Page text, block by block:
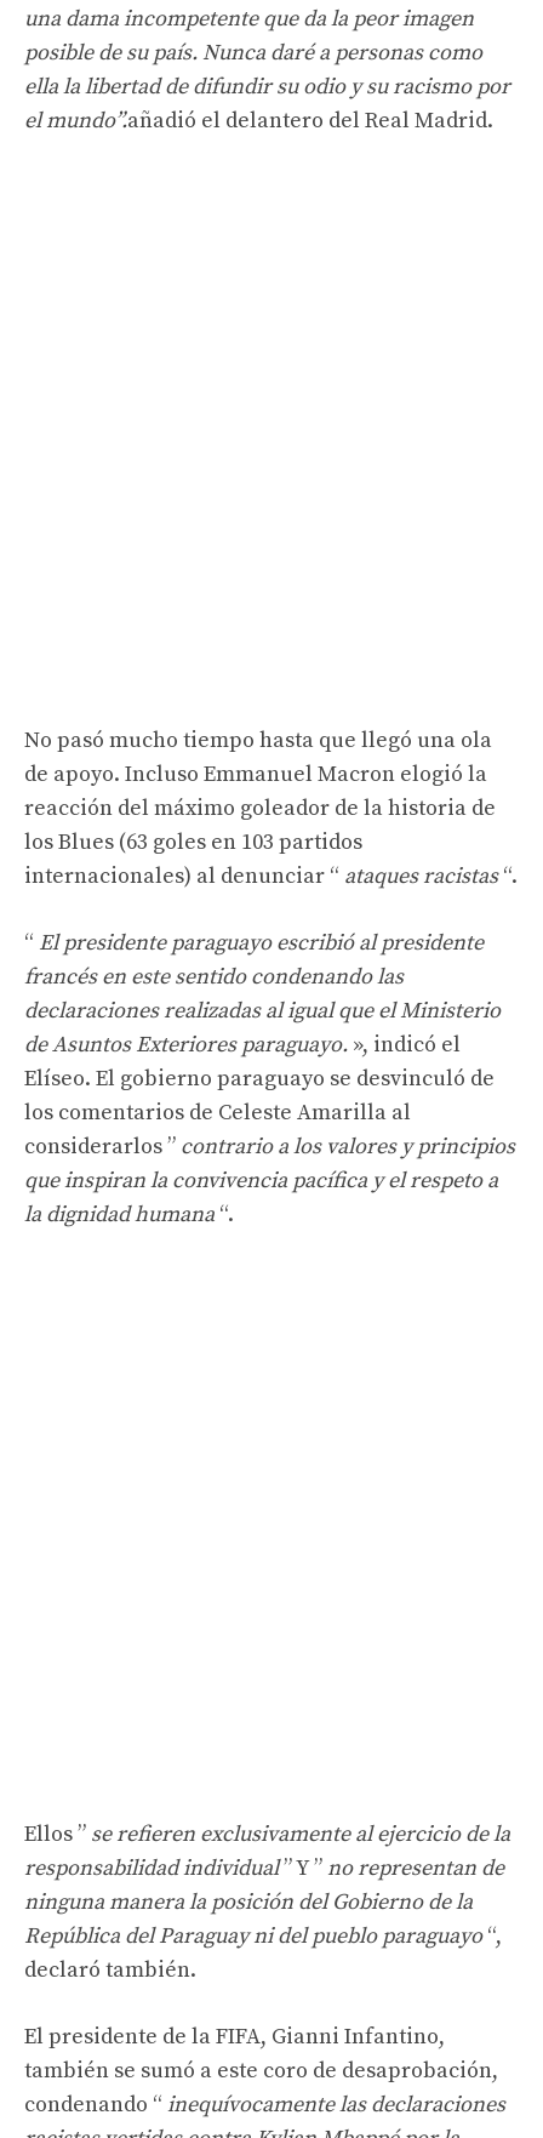
una dama incompetente que da la peor imagen
posible de su país. Nunca daré a personas como
ella la libertad de difundir su odio y su racismo por
el mundo”.añadió el delantero del Real Madrid.
No pasó mucho tiempo hasta que llegó una ola
de apoyo. Incluso Emmanuel Macron elogió la
reacción del máximo goleador de la historia de
los Blues (63 goles en 103 partidos
internacionales) al denunciar “ ataques racistas“.
“ El presidente paraguayo escribió al presidente
francés en este sentido condenando las
declaraciones realizadas al igual que el Ministerio
de Asuntos Exteriores paraguayo. », indicó el
Elíseo. El gobierno paraguayo se desvinculó de
los comentarios de Celeste Amarilla al
considerarlos ” contrario a los valores y principios
que inspiran la convivencia pacífica y el respeto a
la dignidad humana “.
Ellos ” se refieren exclusivamente al ejercicio de la
responsabilidad individual” Y ”no representan de
ninguna manera la posición del Gobierno de la
República del Paraguay ni del pueblo paraguayo“,
declaró también.
El presidente de la FIFA, Gianni Infantino,
también se sumó a este coro de desaprobación,
condenando “ inequívocamente las declaraciones